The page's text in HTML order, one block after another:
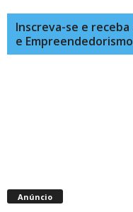
Inscreva-se e
e
Anúncio